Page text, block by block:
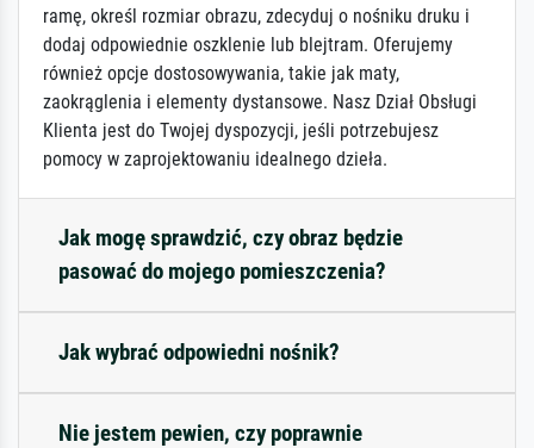
ramę, określ rozmiar obrazu, zdecyduj o nośniku druku i
dodaj odpowiednie oszklenie lub blejtram. Oferujemy
również opcje dostosowywania, takie jak maty,
zaokrąglenia i elementy dystansowe. Nasz Dział Obsługi
Klienta jest do Twojej dyspozycji, jeśli potrzebujesz
pomocy w zaprojektowaniu idealnego dzieła.
Jak mogę sprawdzić, czy obraz będzie
pasować do mojego pomieszczenia?
Jak wybrać odpowiedni nośnik?
Nie jestem pewien, czy poprawnie